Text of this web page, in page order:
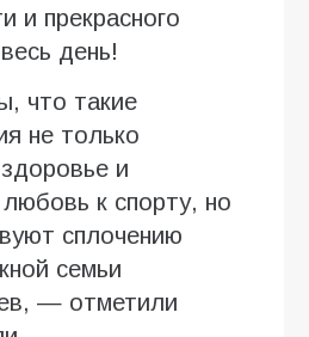
и прекрасного
день!
что такие
не только
и
к спорту, но
сплочению
семьи
— отметили